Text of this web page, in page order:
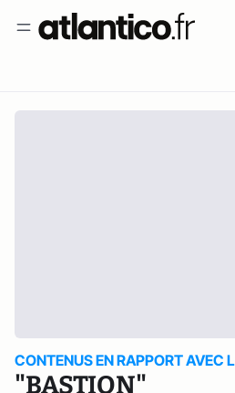
CONTENUS EN RAPPORT AVEC
"BASTION"